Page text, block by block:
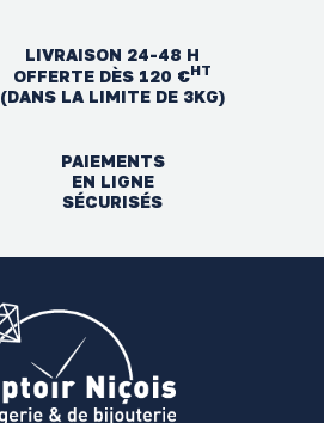
LIVRAISON 24-48 H
OFFERTE DÈS 120 €HT
(DANS LA LIMITE DE 3KG)
PAIEMENTS
EN LIGNE
SÉCURISÉS